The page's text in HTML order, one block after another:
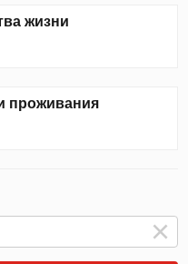
жизни
проживания